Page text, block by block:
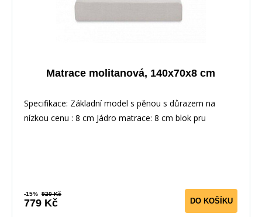
Matrace molitanová, 140x70x8 cm
Specifikace: Základní model s pěnou s důrazem na
nízkou cenu : 8 cm Jádro matrace: 8 cm blok pru
-15% 920 Kč
779 Kč DO KOŠÍKU